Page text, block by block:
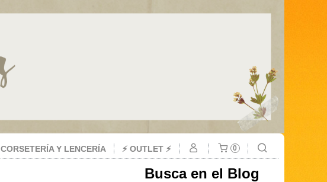
CORSETERÍA Y LENCERÍA ⚡ OUTLET ⚡ 0
Busca en el Blog